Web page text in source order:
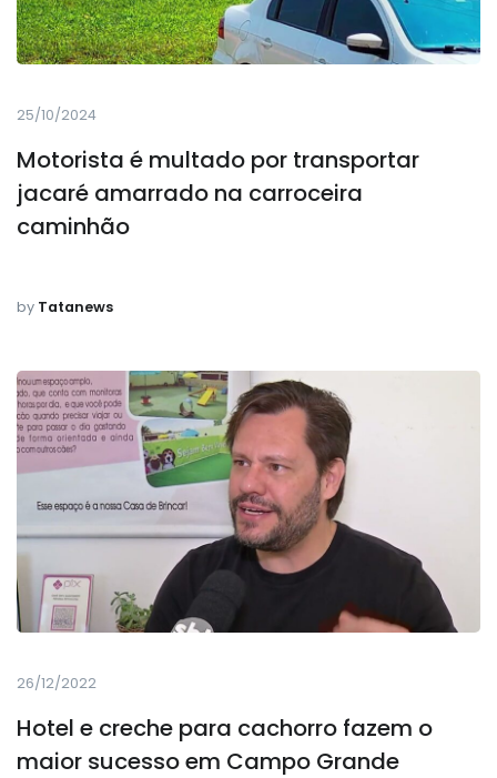
25/10/2024
Motorista é multado por transportar
jacaré amarrado na carroceira
caminhão
by Tatanews
26/12/2022
Hotel e creche para cachorro fazem o
maior sucesso em Campo Grande